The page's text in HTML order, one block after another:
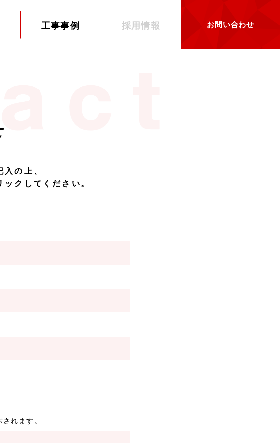
工事事例 採用情報 お問い合わせ
の上、
ックしてください。
れます。